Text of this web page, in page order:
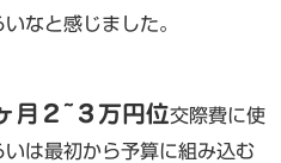
なと感じました。
月２~３万円位交際費に使
は最初から予算に組み込む